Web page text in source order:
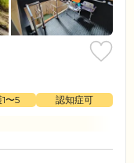
〜5
認知症可